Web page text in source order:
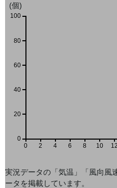
0 2 4 6 8 10 12
(個)
0
20
40
60
80
100
実況データの「気温」「風向風
ータを掲載しています。